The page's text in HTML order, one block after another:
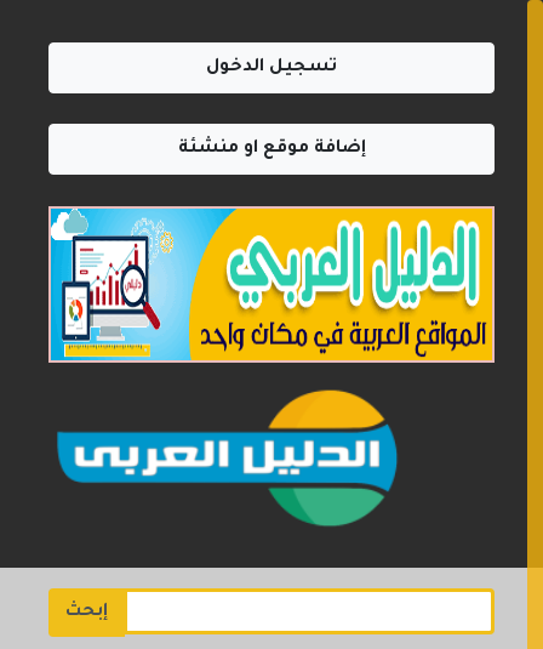
تسجيل الدخول
إضافة موقع او منشئة
إبحث